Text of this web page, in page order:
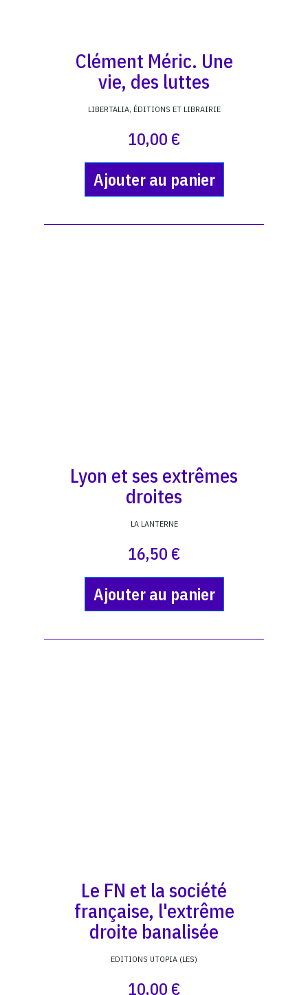
Clément Méric. Une
vie, des luttes
LIBERTALIA, ÉDITIONS ET LIBRAIRIE
10,00 €
Ajouter au panier
Lyon et ses extrêmes
droites
LA LANTERNE
16,50 €
Ajouter au panier
Le FN et la société
française, l'extrême
droite banalisée
EDITIONS UTOPIA (LES)
10,00 €